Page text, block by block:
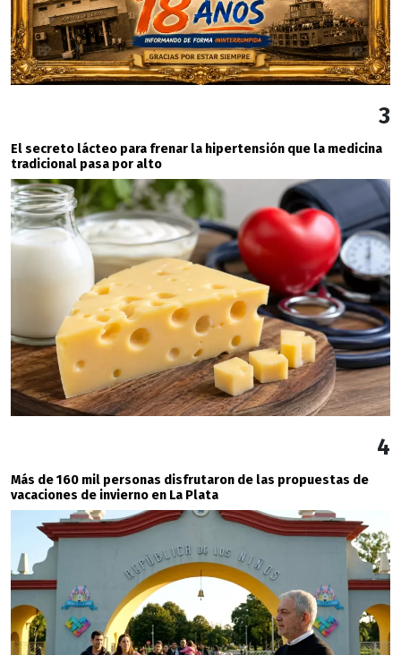
3
El secreto lácteo para frenar la hipertensión que la medicina
tradicional pasa por alto
4
Más de 160 mil personas disfrutaron de las propuestas de
vacaciones de invierno en La Plata